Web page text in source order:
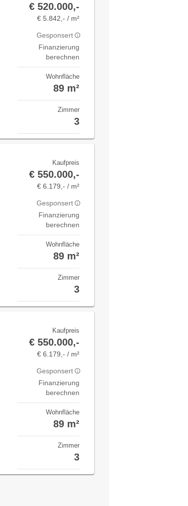
€ 520.000,-
€ 5.842,- / m²
Gesponsert
Finanzierung
berechnen
Wohnfläche
89 m²
Zimmer
3
Kaufpreis
€ 550.000,-
€ 6.179,- / m²
Gesponsert
Finanzierung
berechnen
Wohnfläche
89 m²
Zimmer
3
Kaufpreis
€ 550.000,-
€ 6.179,- / m²
Gesponsert
Finanzierung
berechnen
Wohnfläche
89 m²
Zimmer
3